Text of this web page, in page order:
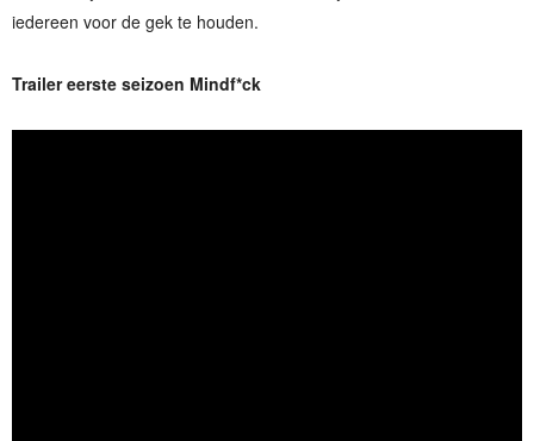
iedereen voor de gek te houden.
Trailer eerste seizoen Mindf*ck